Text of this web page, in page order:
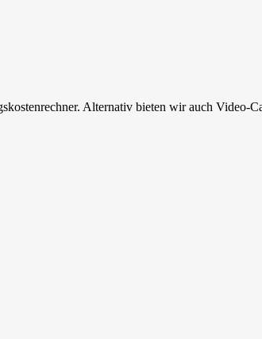
Alternativ bieten wir auch Video-